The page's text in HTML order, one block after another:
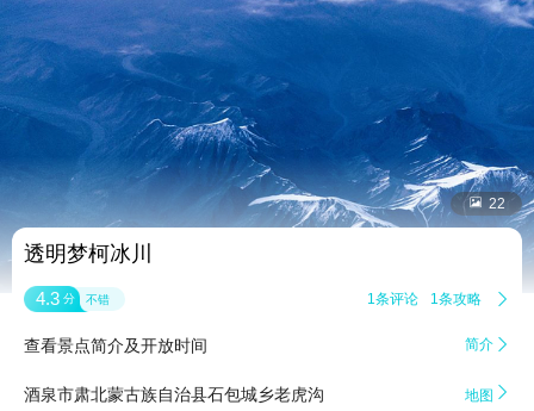
 22
透明梦柯冰川
4.3 分 不错 1条评论 1条攻略 
查看景点简介及开放时间 简介 
酒泉市肃北蒙古族自治县石包城乡老虎沟 地图 
